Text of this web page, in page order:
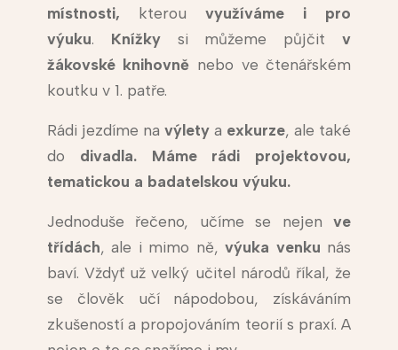
místnosti, kterou využíváme i pro
výuku. Knížkysi můžeme půjčitv
žákovské knihovně nebo ve čtenářském
koutku v 1. patře.
Rádi jezdíme na výletya exkurze, ale také
do divadla. Máme rádi projektovou,
tematickou a badatelskou výuku.
Jednoduše řečeno, učíme se nejenve
třídách, ale i mimo ně,výuka venku nás
baví. Vždyť už velký učitel národů říkal, že
se člověk učí nápodobou, získáváním
zkušeností a propojováním teorií s praxí. A